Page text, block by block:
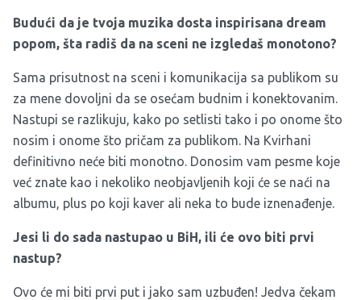
Budući da je tvoja muzika dosta inspirisana dream
popom, šta radiš da na sceni ne izgledaš monotono?
Sama prisutnost na sceni i komunikacija sa publikom su
za mene dovoljni da se osećam budnim i konektovanim.
Nastupi se razlikuju, kako po setlisti tako i po onome što
nosim i onome što pričam za publikom. Na Kvirhani
definitivno neće biti monotno. Donosim vam pesme koje
već znate kao i nekoliko neobjavljenih koji će se naći na
albumu, plus po koji kaver ali neka to bude iznenađenje.
Jesi li do sada nastupao u BiH, ili će ovo biti prvi
nastup?
Ovo će mi biti prvi put i jako sam uzbuđen! Jedva čekam